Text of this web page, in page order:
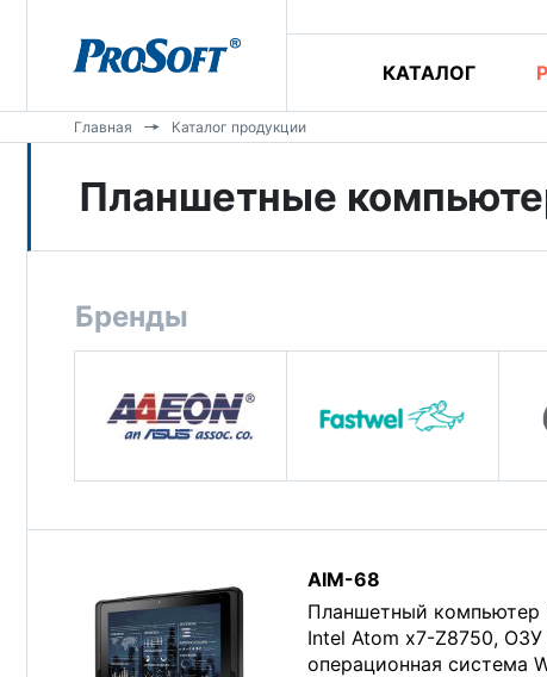
КАТАЛОГ
Главная Каталог продукции
Планшетные
Бренды
AIM-68
Планшетный компьютер
Intel Atom x7-Z8750, ОЗУ
операционная система